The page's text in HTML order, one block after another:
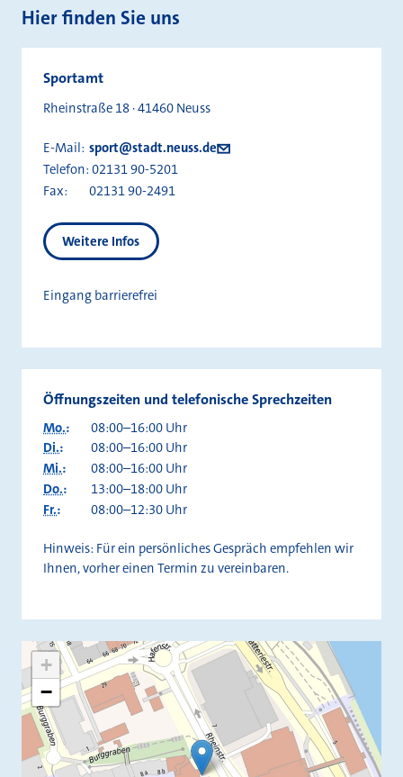
Hier finden Sie uns
Sportamt
Rheinstraße 18 · 41460 Neuss
E-Mail: sport@stadt.neuss.de
Telefon: 02131 90-5201
Fax:
02131 90-2491
Weitere Infos
Eingang barrierefrei
Öffnungszeiten und telefonische Sprechzeiten
Mo.:
08:00–16:00 Uhr
Di.:
08:00–16:00 Uhr
Mi.:
08:00–16:00 Uhr
Do.:
13:00–18:00 Uhr
Fr.: 08:00–12:30 Uhr
Hinweis: Für ein persönliches Gespräch empfehlen wir
Ihnen, vorher einen Termin zu vereinbaren.
+
−